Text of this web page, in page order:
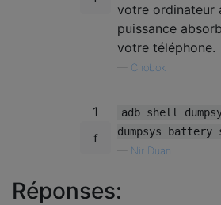
votre ordinateur
puissance
votre téléphone.
Chobok
1
adb shell
dumpsys battery
Nir Duan
Réponses: